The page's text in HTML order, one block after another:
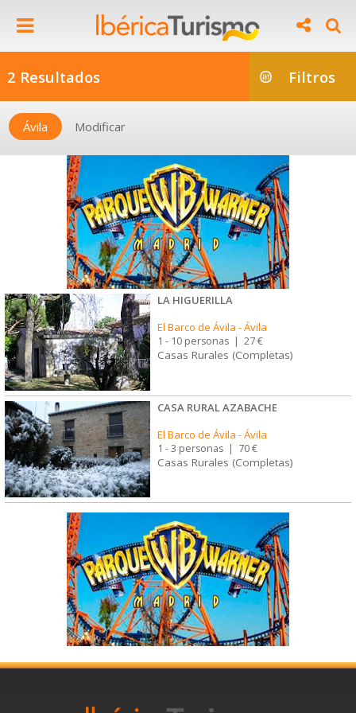
2 Resultados Filtros
Ávila Modificar
LA HIGUERILLA
El Barco de Ávila -Ávila
1 - 10 personas | 27 €
Casas Rurales (Completas)
CASA RURAL AZABACHE
El Barco de Ávila -Ávila
1 - 3 personas | 70 €
Casas Rurales (Completas)